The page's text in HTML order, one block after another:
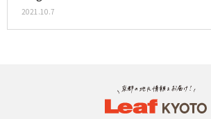
2021.10.7